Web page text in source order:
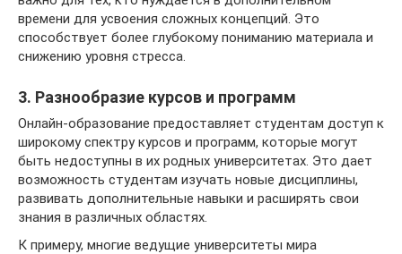
времени для усвоения сложных концепций. Это
способствует более глубокому пониманию материала и
снижению уровня стресса.
3. Разнообразие курсов и программ
Онлайн-образование предоставляет студентам доступ к
широкому спектру курсов и программ, которые могут
быть недоступны в их родных университетах. Это дает
возможность студентам изучать новые дисциплины,
развивать дополнительные навыки и расширять свои
знания в различных областях.
К примеру, многие ведущие университеты мира